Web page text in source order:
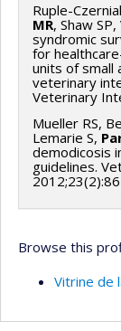
Ruple-
MR, Shaw
syndromic
for
units of small
veterinary
Veterinary
Mueller RS,
Lemarie S,
demodicosis
guidelines.
Browse this
Vitrine de